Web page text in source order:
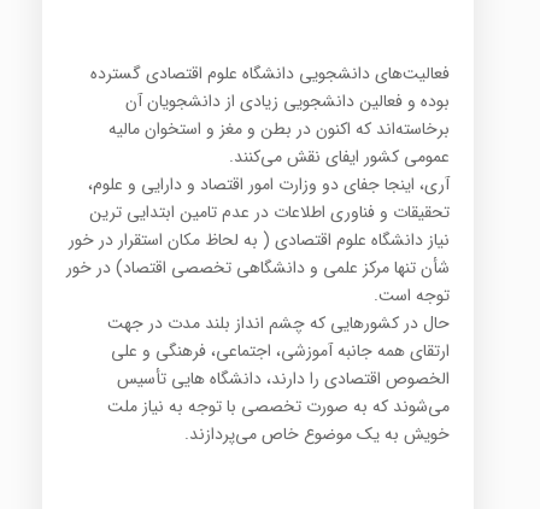
فعالیت‌های دانشجویی دانشگاه علوم اقتصادی گسترده
بوده و فعالین دانشجویی زیادی از دانشجویان آن
برخاسته‌اند که اکنون در بطن و مغز و استخوان مالیه
عمومی کشور ایفای نقش می‌کنند.
آری، اینجا جفای دو وزارت امور اقتصاد و دارایی و علوم،
تحقیقات و فناوری اطلاعات در عدم تامین ابتدایی ترین
نیاز دانشگاه علوم اقتصادی ( به لحاظ مکان استقرار در خور
شأن تنها مرکز علمی و دانشگاهی تخصصی اقتصاد) در خور
توجه است.
حال در کشورهایی که چشم انداز بلند مدت در جهت
ارتقای همه جانبه آموزشی، اجتماعی، فرهنگی و علی
الخصوص اقتصادی را دارند، دانشگاه هایی تأسیس
می‌شوند که به صورت تخصصی با توجه به نیاز ملت
خویش به یک موضوع خاص می‌پردازند.